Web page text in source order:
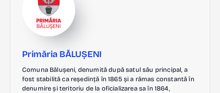
Primăria BĂLUȘENI
Comuna Bălușeni, denumită după satul său principal, a
fost stabilită ca reședință în 1865 și a rămas constantă în
denumire și teritoriu de la oficializarea sa în 1864,